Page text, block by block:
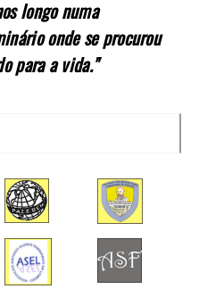
longo numa
onde se procurou
para a vida."